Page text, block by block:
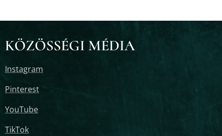
KÖZÖSSÉGI MÉDIA
Instagram
Pinterest
YouTube
TikTok